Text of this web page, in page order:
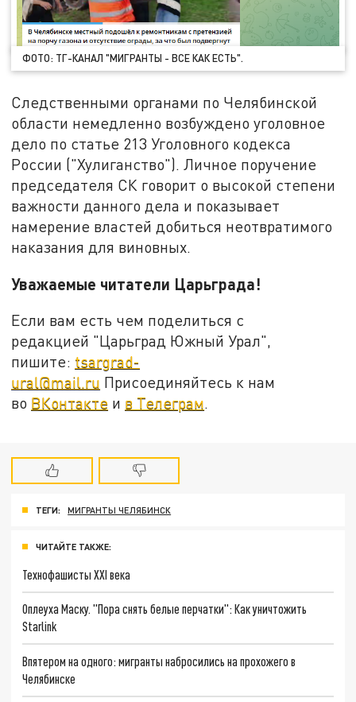
ФОТО: ТГ-КАНАЛ "МИГРАНТЫ - ВСЕ КАК ЕСТЬ".
Следственными органами по Челябинской
области немедленно возбуждено уголовное
дело по статье 213 Уголовного кодекса
России ("Хулиганство"). Личное поручение
председателя СК говорит о высокой степени
важности данного дела и показывает
намерение властей добиться неотвратимого
наказания для виновных.
Уважаемые читатели Царьграда!
Если вам есть чем поделиться с
редакцией "Царьград Южный Урал",
пишите: tsargrad-
ural@mail.ru Присоединяйтесь к нам
во ВКонтакте и в Телеграм.
ТЕГИ: МИГРАНТЫ ЧЕЛЯБИНСК
ЧИТАЙТЕ ТАКЖЕ:
Технофашисты XXI века
Оплеуха Маску. "Пора снять белые перчатки": Как уничтожить
Starlink
Впятером на одного: мигранты набросились на прохожего в
Челябинске